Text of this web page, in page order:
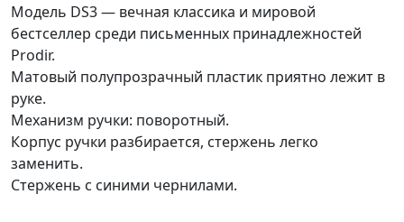
Модель DS3 — вечная классика и мировой
бестселлер среди письменных принадлежностей
Prodir.
Матовый полупрозрачный пластик приятно лежит в
руке.
Механизм ручки: поворотный.
Корпус ручки разбирается, стержень легко
заменить.
Стержень с синими чернилами.